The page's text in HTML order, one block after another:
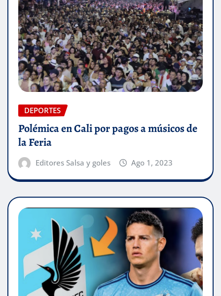
DEPORTES
Polémica en Cali por pagos a músicos de
la Feria
Editores Salsa y goles Ago 1, 2023